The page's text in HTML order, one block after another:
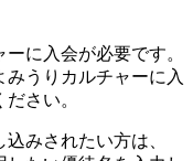
に入会が必要です。
うりカルチャーに入
さい。
みされたい方は、